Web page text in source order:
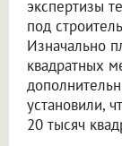
экспертизы
под
Изначально
квадратных
установили,
20 тысяч